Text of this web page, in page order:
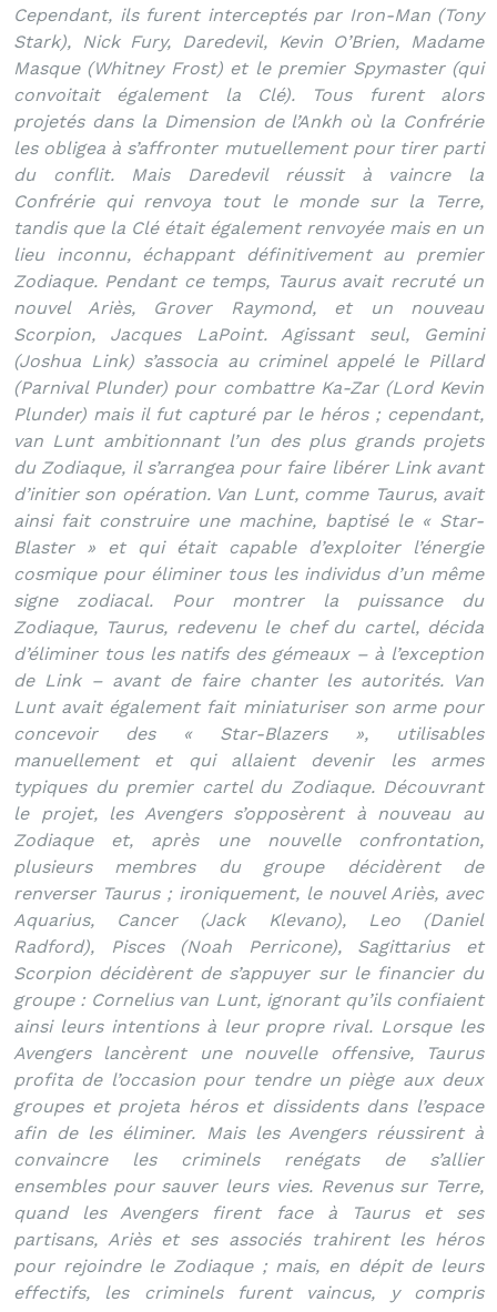
Cependant, ils furent interceptés par Iron-Man (Tony
Stark), Nick Fury, Daredevil, Kevin O’Brien, Madame
Masque (Whitney Frost) et le premier Spymaster (qui
convoitait également la Clé). Tous furent alors
projetés dans la Dimension de l’Ankh où la Confrérie
les obligea à s’affronter mutuellement pour tirer parti
du conflit. Mais Daredevil réussit à vaincre la
Confrérie qui renvoya tout le monde sur la Terre,
tandis que la Clé était également renvoyée mais en un
lieu inconnu, échappant définitivement au premier
Zodiaque. Pendant ce temps, Taurus avait recruté un
nouvel Ariès, Grover Raymond, et un nouveau
Scorpion, Jacques LaPoint. Agissant seul, Gemini
(Joshua Link) s’associa au criminel appelé le Pillard
(Parnival Plunder) pour combattre Ka-Zar (Lord Kevin
Plunder) mais il fut capturé par le héros ; cependant,
van Lunt ambitionnant l’un des plus grands projets
du Zodiaque, il s’arrangea pour faire libérer Link avant
d’initier son opération. Van Lunt, comme Taurus, avait
ainsi fait construire une machine, baptisé le « Star-
Blaster » et qui était capable d’exploiter l’énergie
cosmique pour éliminer tous les individus d’un même
signe zodiacal. Pour montrer la puissance du
Zodiaque, Taurus, redevenu le chef du cartel, décida
d’éliminer tous les natifs des gémeaux – à l’exception
de Link – avant de faire chanter les autorités. Van
Lunt avait également fait miniaturiser son arme pour
concevoir des « Star-Blazers », utilisables
manuellement et qui allaient devenir les armes
typiques du premier cartel du Zodiaque. Découvrant
le projet, les Avengers s’opposèrent à nouveau au
Zodiaque et, après une nouvelle confrontation,
plusieurs membres du groupe décidèrent de
renverser Taurus ; ironiquement, le nouvel Ariès, avec
Aquarius, Cancer (Jack Klevano), Leo (Daniel
Radford), Pisces (Noah Perricone), Sagittarius et
Scorpion décidèrent de s’appuyer sur le financier du
groupe : Cornelius van Lunt, ignorant qu’ils confiaient
ainsi leurs intentions à leur propre rival. Lorsque les
Avengers lancèrent une nouvelle offensive, Taurus
profita de l’occasion pour tendre un piège aux deux
groupes et projeta héros et dissidents dans l’espace
afin de les éliminer. Mais les Avengers réussirent à
convaincre les criminels renégats de s’allier
ensembles pour sauver leurs vies. Revenus sur Terre,
quand les Avengers firent face à Taurus et ses
partisans, Ariès et ses associés trahirent les héros
pour rejoindre le Zodiaque ; mais, en dépit de leurs
effectifs, les criminels furent vaincus, y compris